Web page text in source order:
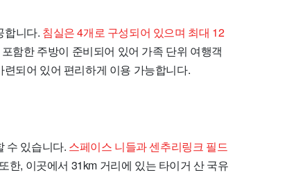
합니다. 침실은 4개로 구성되어 있으며 최대 12
함한 주방이 준비되어 있어 가족 단위 여행객
되어 있어 편리하게 이용 가능합니다.
수 있습니다. 스페이스 니들과 센추리링크 필드
또한, 이곳에서 31km 거리에 있는 타이거 산 국유